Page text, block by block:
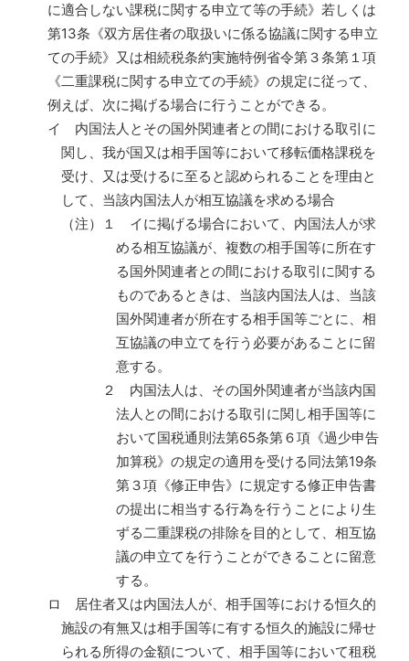
に適合しない課税に関する申立て等の手続》若しくは
第13条《双方居住者の取扱いに係る協議に関する申立
ての手続》又は相続税条約実施特例省令第３条第１項
《二重課税に関する申立ての手続》の規定に従って、
例えば、次に掲げる場合に行うことができる。
イ 内国法人とその国外関連者との間における取引に
関し、我が国又は相手国等において移転価格課税を
受け、又は受けるに至ると認められることを理由と
して、当該内国法人が相互協議を求める場合
（注）
１
イに掲げる場合において、内国法人が求
める相互協議が、複数の相手国等に所在す
る国外関連者との間における取引に関する
ものであるときは、当該内国法人は、当該
国外関連者が所在する相手国等ごとに、相
互協議の申立てを行う必要があることに留
意する。
２ 内国法人は、その国外関連者が当該内国
法人との間における取引に関し相手国等に
おいて国税通則法第65条第６項《過少申告
加算税》の規定の適用を受ける同法第19条
第３項《修正申告》に規定する修正申告書
の提出に相当する行為を行うことにより生
ずる二重課税の排除を目的として、相互協
議の申立てを行うことができることに留意
する。
ロ 居住者又は内国法人が、相手国等における恒久的
施設の有無又は相手国等に有する恒久的施設に帰せ
られる所得の金額について、相手国等において租税